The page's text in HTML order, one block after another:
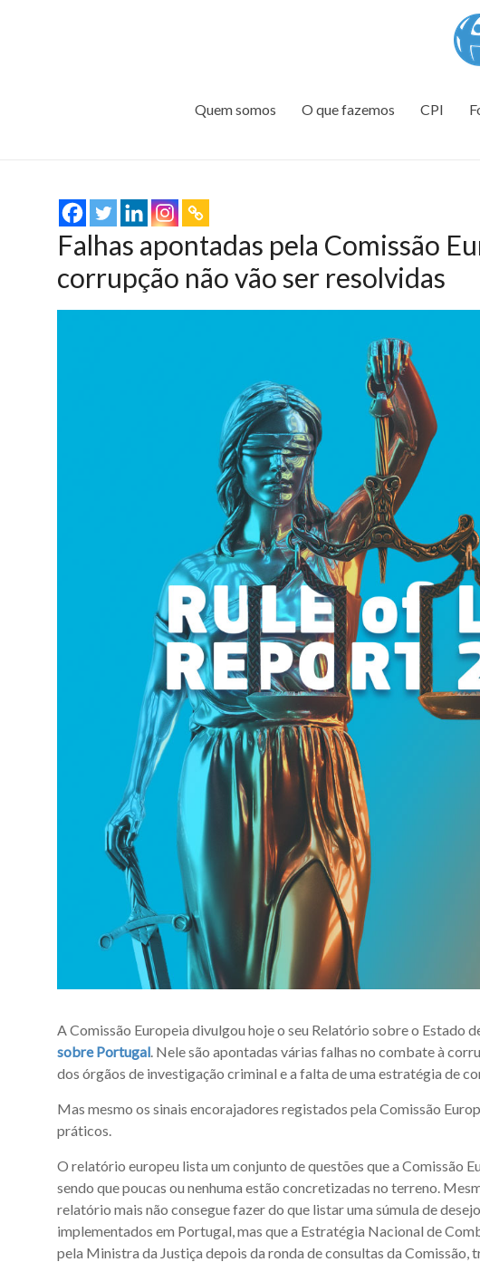
Quem somos O que fazemos CPI
Falhas apontadas pela Comissão
corrupção não vão ser resolvidas
A Comissão Europeia divulgou hoje o seu Relatório sobre o Estado
sobre Portugal. Nele são apontadas várias falhas no combate à
dos órgãos de investigação criminal e a falta de uma estratégia de
Mas mesmo os sinais encorajadores registados pela Comissão
práticos.
O relatório europeu lista um conjunto de questões que a Comissão
sendo que poucas ou nenhuma estão concretizadas no terreno.
relatório mais não consegue fazer do que listar uma súmula de
implementados em Portugal, mas que a Estratégia Nacional de
pela Ministra da Justiça depois da ronda de consultas da Comissão,